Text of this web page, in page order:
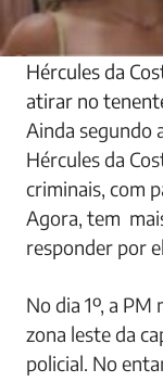
Hércules da
atirar no
Ainda segundo
Hércules da
criminais, com
Agora, tem
responder por
No dia 1º, a
zona leste da
policial. No